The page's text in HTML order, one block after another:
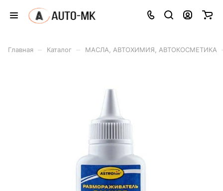
Главная Каталог МАСЛА, АВТОХИМИЯ, АВТОКОСМЕТИКА